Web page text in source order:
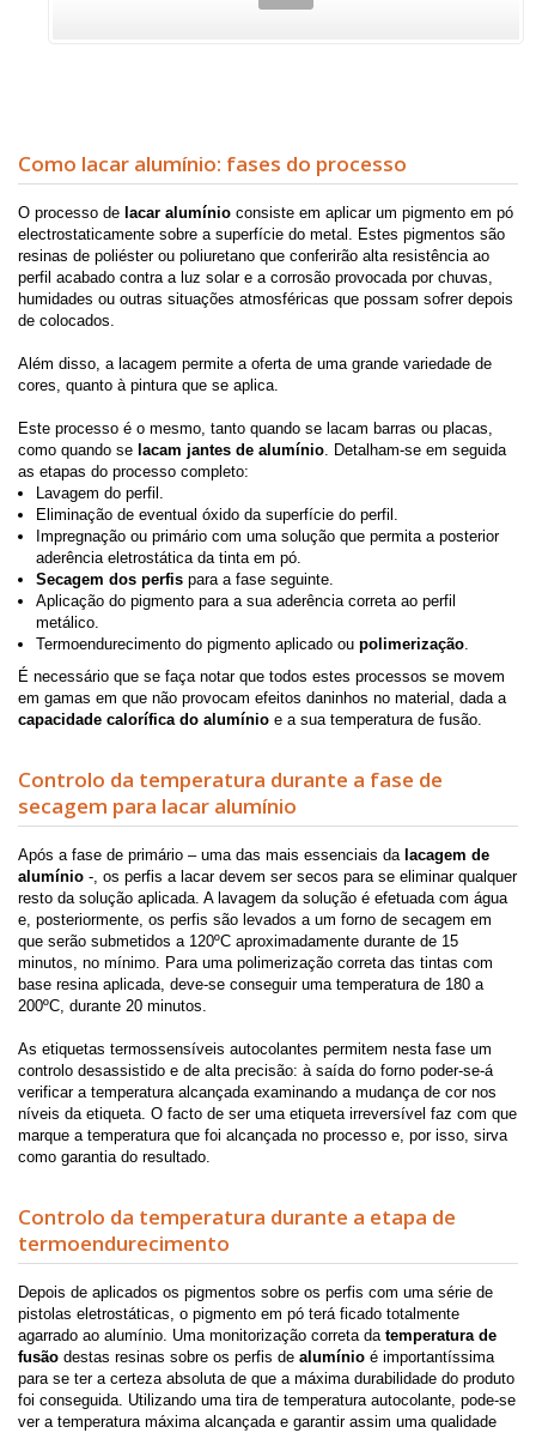
Como lacar alumínio: fases do processo
O processo de lacar alumínio consiste em aplicar um pigmento em pó
electrostaticamente sobre a superfície do metal. Estes pigmentos são
resinas de poliéster ou poliuretano que conferirão alta resistência ao
perfil acabado contra a luz solar e a corrosão provocada por chuvas,
humidades ou outras situações atmosféricas que possam sofrer depois
de colocados.
Além disso, a lacagem permite a oferta de uma grande variedade de
cores, quanto à pintura que se aplica.
Este processo é o mesmo, tanto quando se lacam barras ou placas,
como quando se lacam jantes de alumínio. Detalham-se em seguida
as etapas do processo completo:
Lavagem do perfil.
Eliminação de eventual óxido da superfície do perfil.
Impregnação ou primário com uma solução que permita a posterior
aderência eletrostática da tinta em pó.
Secagem dos perfis para a fase seguinte.
Aplicação do pigmento para a sua aderência correta ao perfil
metálico.
Termoendurecimento do pigmento aplicado ou polimerização.
É necessário que se faça notar que todos estes processos se movem
em gamas em que não provocam efeitos daninhos no material, dada a
capacidade calorífica do alumínio e a sua temperatura de fusão.
Controlo da temperatura durante a fase de
secagem para lacar alumínio
Após a fase de primário – uma das mais essenciais da lacagem de
alumínio -, os perfis a lacar devem ser secos para se eliminar qualquer
resto da solução aplicada. A lavagem da solução é efetuada com água
e, posteriormente, os perfis são levados a um forno de secagem em
que serão submetidos a 120ºC aproximadamente durante de 15
minutos, no mínimo. Para uma polimerização correta das tintas com
base resina aplicada, deve-se conseguir uma temperatura de 180 a
200ºC, durante 20 minutos.
As etiquetas termossensíveis autocolantes permitem nesta fase um
controlo desassistido e de alta precisão: à saída do forno poder-se-á
verificar a temperatura alcançada examinando a mudança de cor nos
níveis da etiqueta. O facto de ser uma etiqueta irreversível faz com que
marque a temperatura que foi alcançada no processo e, por isso, sirva
como garantia do resultado.
Controlo da temperatura durante a etapa de
termoendurecimento
Depois de aplicados os pigmentos sobre os perfis com uma série de
pistolas eletrostáticas, o pigmento em pó terá ficado totalmente
agarrado ao alumínio. Uma monitorização correta da temperatura de
fusão destas resinas sobre os perfis de alumínio é importantíssima
para se ter a certeza absoluta de que a máxima durabilidade do produto
foi conseguida. Utilizando uma tira de temperatura autocolante, pode-se
ver a temperatura máxima alcançada e garantir assim uma qualidade